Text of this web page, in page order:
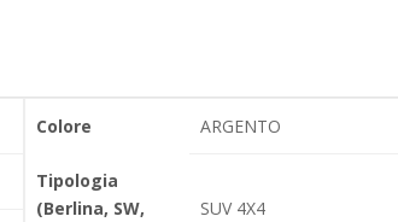
Colore ARGENTO
Tipologia
(Berlina, SW,
SUV 4X4